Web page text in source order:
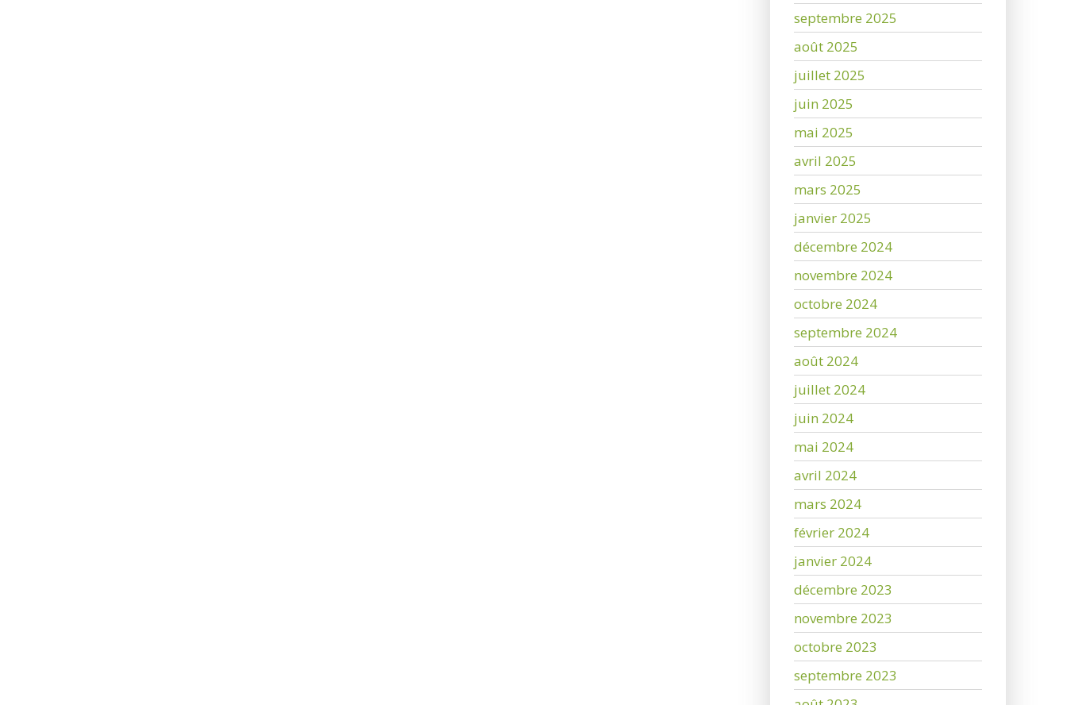
septembre 2025
août 2025
juillet 2025
juin 2025
mai 2025
avril 2025
mars 2025
janvier 2025
décembre 2024
novembre 2024
octobre 2024
septembre 2024
août 2024
juillet 2024
juin 2024
mai 2024
avril 2024
mars 2024
février 2024
janvier 2024
décembre 2023
novembre 2023
octobre 2023
septembre 2023